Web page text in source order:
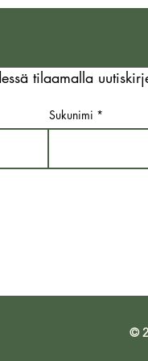
tyhjyyttä,
tilaamalla
Sukunimi
©